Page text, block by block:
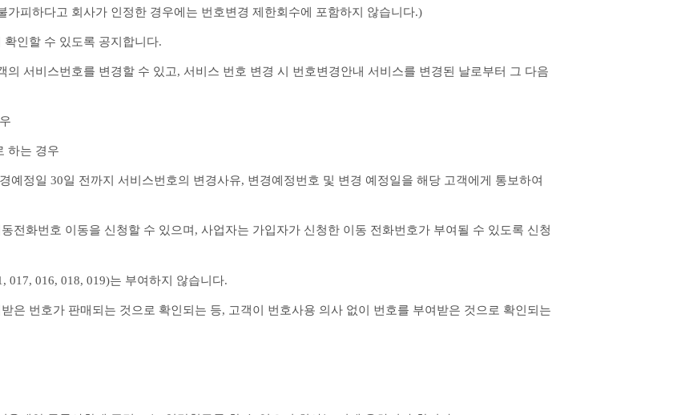
피하다고 회사가 인정한 경우에는 번호변경 제한회수에 포함하지 않습니다.)
인할 수 있도록 공지합니다.
서비스번호를 변경할 수 있고, 서비스 번호 변경 시 번호변경안내 서비스를 변경된 날로부터 그 다음
하는 경우
정일 30일 전까지 서비스번호의 변경사유, 변경예정번호 및 변경 예정일을 해당 고객에게 통보하여
전화번호 이동을 신청할 수 있으며, 사업자는 가입자가 신청한 이동 전화번호가 부여될 수 있도록 신청
016, 018, 019)는 부여하지 않습니다.
은 번호가 판매되는 것으로 확인되는 등, 고객이 번호사용 의사 없이 번호를 부여받은 것으로 확인되는